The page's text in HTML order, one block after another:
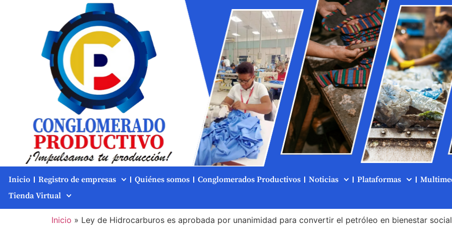
Inicio Registro de empresas Quiénes somos Conglomerados Productivos Noticias Plataformas
Tienda Virtual
Inicio » Ley de Hidrocarburos es aprobada por unanimidad para convertir el petróleo en bienestar social